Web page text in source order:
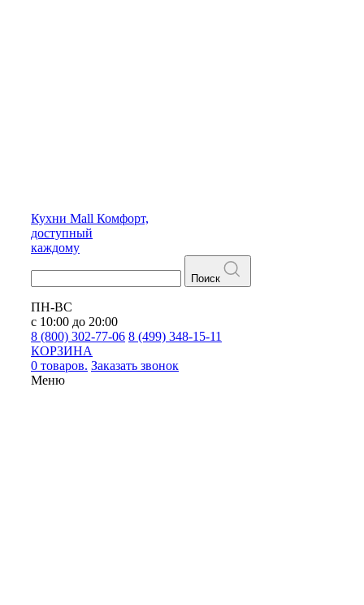
Кухни Mall Комфорт,
доступный
каждому
Поиск
ПН-ВС
с 10:00 до 20:00
8 (800) 302-77-06 8 (499) 348-15-11
КОРЗИНА
0 товаров. Заказать звонок
Меню